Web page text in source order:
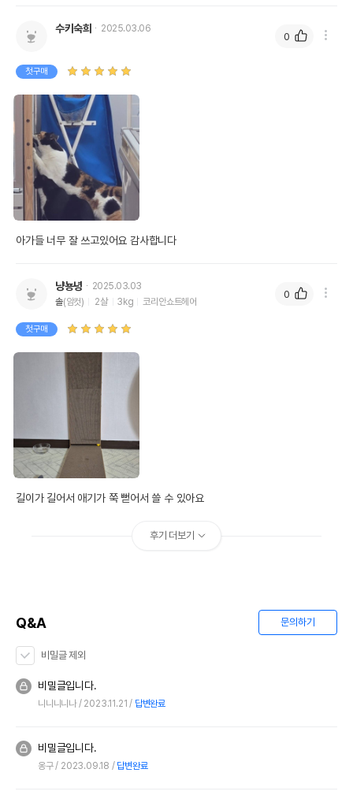
받았음을 확인할수 있는
제조국 또는 원산지
제조자,수입품의 경우
수입자를 함께 표기
루어캣
또는 소비자상담 관련
전화번호
수키숙희 2025.03.06
첫구매
아가들 너무 잘 쓰고있어요 감사합니다
0
냥뇽녕
2025.03.03
솔(암컷) 2살 3kg 코리안쇼트헤어
첫구매
길이가 길어서 애기가 쭉 뻗어서 쓸 수 있아요
0
후기 더보기
Q&A 문의하기
비밀글 제외
비밀글입니다.
니니니니나 2023.11.21 답변완료
비밀글입니다.
옹구 2023.09.18 답변완료